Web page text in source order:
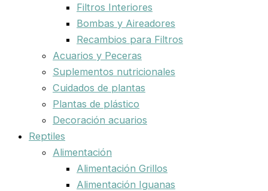
Filtros Interiores
Bombas y Aireadores
Recambios para Filtros
Acuarios y Peceras
Suplementos nutricionales
Cuidados de plantas
Plantas de plástico
Decoración acuarios
Reptiles
Alimentación
Alimentación Grillos
Alimentación Iguanas